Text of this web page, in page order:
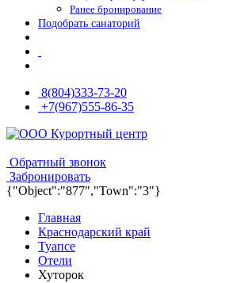
Ранее бронирование
Подобрать санаторий
8(804)333-73-20
+7(967)555-86-35
Обратный звонок
Забронировать
{"Object":"877","Town":"3"}
Главная
Краснодарский край
Туапсе
Отели
Хуторок